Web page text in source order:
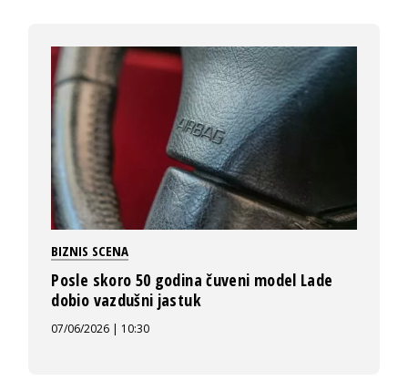
BIZNIS SCENA
Posle skoro 50 godina čuveni model Lade
dobio vazdušni jastuk
07/06/2026 | 10:30